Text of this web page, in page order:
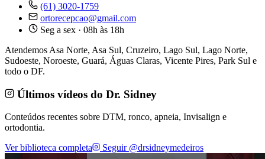
(61) 3020-1759
ortorecepcao@gmail.com
Seg a sex · 08h às 18h
Atendemos Asa Norte, Asa Sul, Cruzeiro, Lago Sul, Lago Norte,
Sudoeste, Noroeste, Guará, Águas Claras, Vicente Pires, Park Sul e
todo o DF.
Últimos vídeos do Dr. Sidney
Conteúdos recentes sobre DTM, ronco, apneia, Invisalign e
ortodontia.
Ver biblioteca completa
Seguir @drsidneymedeiros